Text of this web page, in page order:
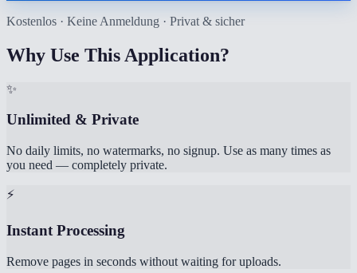
Kostenlos · Keine Anmeldung · Privat & sicher
Why Use This Application?
✨
Unlimited & Private
No daily limits, no watermarks, no signup. Use as many times as
you need — completely private.
⚡
Instant Processing
Remove pages in seconds without waiting for uploads.